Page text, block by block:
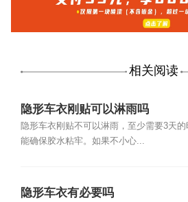
相关阅读
隐形车衣刚贴可以淋雨吗
隐形车衣刚贴不可以淋雨，至少需要3天的
能确保胶水粘牢。如果不小心...
隐形车衣有必要吗